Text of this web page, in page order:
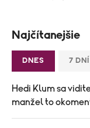
Najčítanejšie
DNES 7 DNÍ
Hedi Klum sa
manžel to